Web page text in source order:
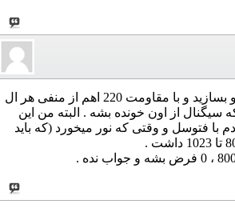
مدار کلی ال ای دی هارو بسازید و با مقاومت 220 اهم از منفی هر ال
سیگنال از اون خونده بشه . البته من این
با فتوسل و وقتی که نور میخورد (که باید